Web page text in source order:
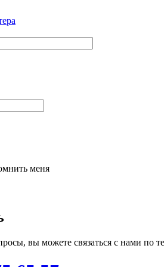
меня
вы можете связаться с нами по